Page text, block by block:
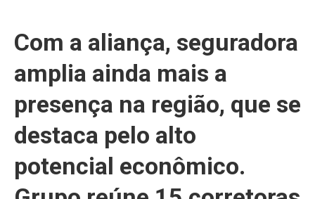
Com a aliança, seguradora
amplia ainda mais a
presença na região, que se
destaca pelo alto
potencial econômico.